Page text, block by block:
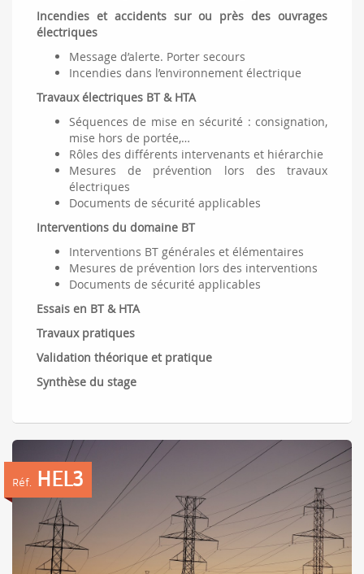
Incendies et accidents sur ou près des ouvrages
électriques
Message d’alerte. Porter secours
Incendies dans l’environnement électrique
Travaux électriques BT & HTA
Séquences de mise en sécurité : consignation,
mise hors de portée,…
Rôles des différents intervenants et hiérarchie
Mesures de prévention lors des travaux
électriques
Documents de sécurité applicables
Interventions du domaine BT
Interventions BT générales et élémentaires
Mesures de prévention lors des interventions
Documents de sécurité applicables
Essais en BT & HTA
Travaux pratiques
Validation théorique et pratique
Synthèse du stage
Réf. HEL3